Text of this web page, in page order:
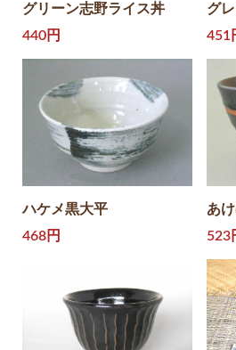
グリーン志野ライス丼
440円
グ
451
ハケメ黒大平
468円
あ
523